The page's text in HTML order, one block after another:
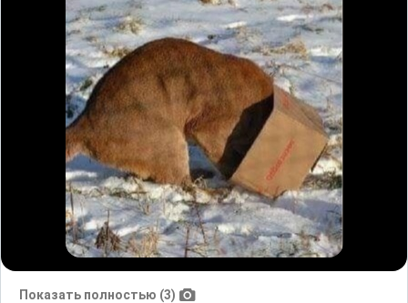
Показать полностью (3)